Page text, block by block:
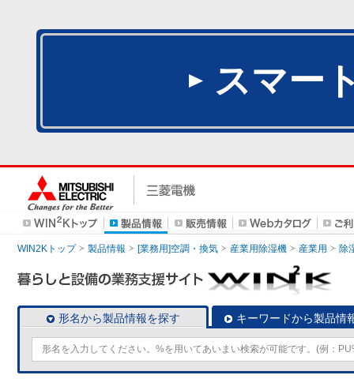
スマー
WIN2Kトップ 製品情報 [業務用]空調・換気 産業用除湿機 産業用 除
形名から製品情報を探す キーワードから製品情